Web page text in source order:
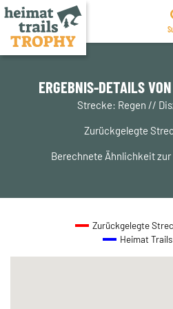
Zum
ERGEBNIS-DETAILS
Strecke: Regen //
Zurückgelegte
Berechnete Ähnlichkeit
Zurückgelegte
Heimat